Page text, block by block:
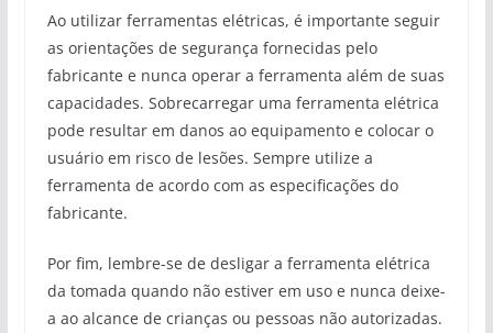
Ao utilizar ferramentas elétricas, é importante seguir
as orientações de segurança fornecidas pelo
fabricante e nunca operar a ferramenta além de suas
capacidades. Sobrecarregar uma ferramenta elétrica
pode resultar em danos ao equipamento e colocar o
usuário em risco de lesões. Sempre utilize a
ferramenta de acordo com as especificações do
fabricante.
Por fim, lembre-se de desligar a ferramenta elétrica
da tomada quando não estiver em uso e nunca deixe-
a ao alcance de crianças ou pessoas não autorizadas.